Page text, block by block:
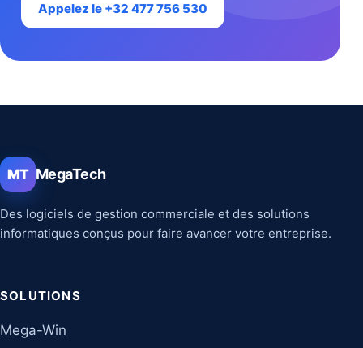
Appelez le +32 477 756 530
MT MegaTech
Des logiciels de gestion commerciale et des solutions
informatiques conçus pour faire avancer votre entreprise.
SOLUTIONS
Mega-Win